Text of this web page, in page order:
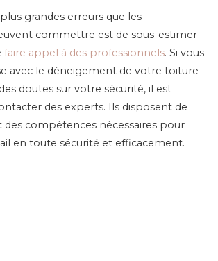
grandes erreurs que les
commettre est de sous-estimer
faire appel à des professionnels. Si vous
avec le déneigement de votre toiture
doutes sur votre sécurité, il est
des experts. Ils disposent de
des compétences nécessaires pour
en toute sécurité et efficacement.